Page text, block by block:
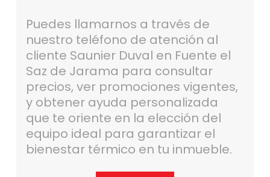
Puedes llamarnos a través de
nuestro teléfono de atención al
cliente Saunier Duval en Fuente el
Saz de Jarama para consultar
precios, ver promociones vigentes,
y obtener ayuda personalizada
que te oriente en la elección del
equipo ideal para garantizar el
bienestar térmico en tu inmueble.